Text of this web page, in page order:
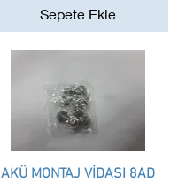
Sepete Ekle
Hızlı Bakış
AKÜ MONTAJ VİDASI 8AD